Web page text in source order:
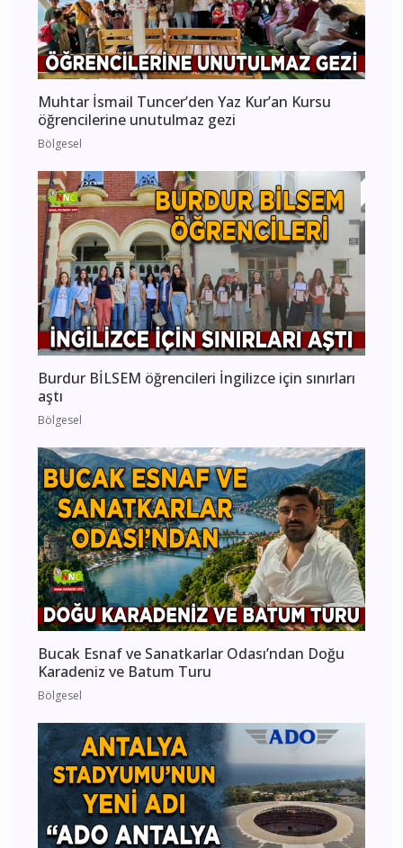
Muhtar İsmail Tuncer’den Yaz Kur’an Kursu
öğrencilerine unutulmaz gezi
Bölgesel
Burdur BİLSEM öğrencileri İngilizce için sınırları
aştı
Bölgesel
Bucak Esnaf ve Sanatkarlar Odası’ndan Doğu
Karadeniz ve Batum Turu
Bölgesel